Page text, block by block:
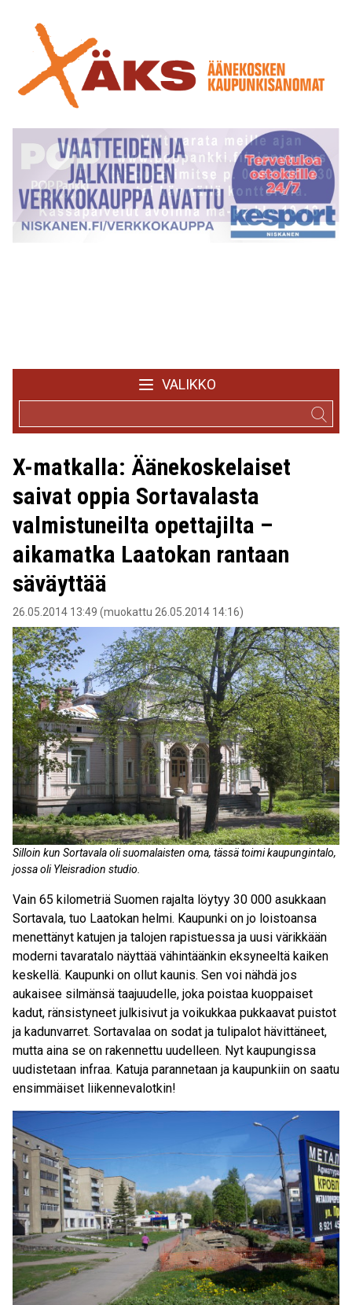
VALIKKO
X-matkalla: Äänekoskelaiset
saivat oppia Sortavalasta
valmistuneilta opettajilta –
aikamatka Laatokan rantaan
säväyttää
26.05.2014 13:49 (muokattu 26.05.2014 14:16)
Silloin kun Sortavala oli suomalaisten oma, tässä toimi kaupungintalo,
jossa oli Yleisradion studio.
Vain 65 kilometriä Suomen rajalta löytyy 30 000 asukkaan
Sortavala, tuo Laatokan helmi. Kaupunki on jo loistoansa
menettänyt katujen ja talojen rapistuessa ja uusi värikkään
moderni tavaratalo näyttää vähintäänkin eksyneeltä kaiken
keskellä. Kaupunki on ollut kaunis. Sen voi nähdä jos
aukaisee silmänsä taajuudelle, joka poistaa kuoppaiset
kadut, ränsistyneet julkisivut ja voikukkaa pukkaavat puistot
ja kadunvarret. Sortavalaa on sodat ja tulipalot hävittäneet,
mutta aina se on rakennettu uudelleen. Nyt kaupungissa
uudistetaan infraa. Katuja parannetaan ja kaupunkiin on saatu
ensimmäiset liikennevalotkin!